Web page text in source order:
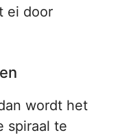
ei door
wordt het
spiraal te